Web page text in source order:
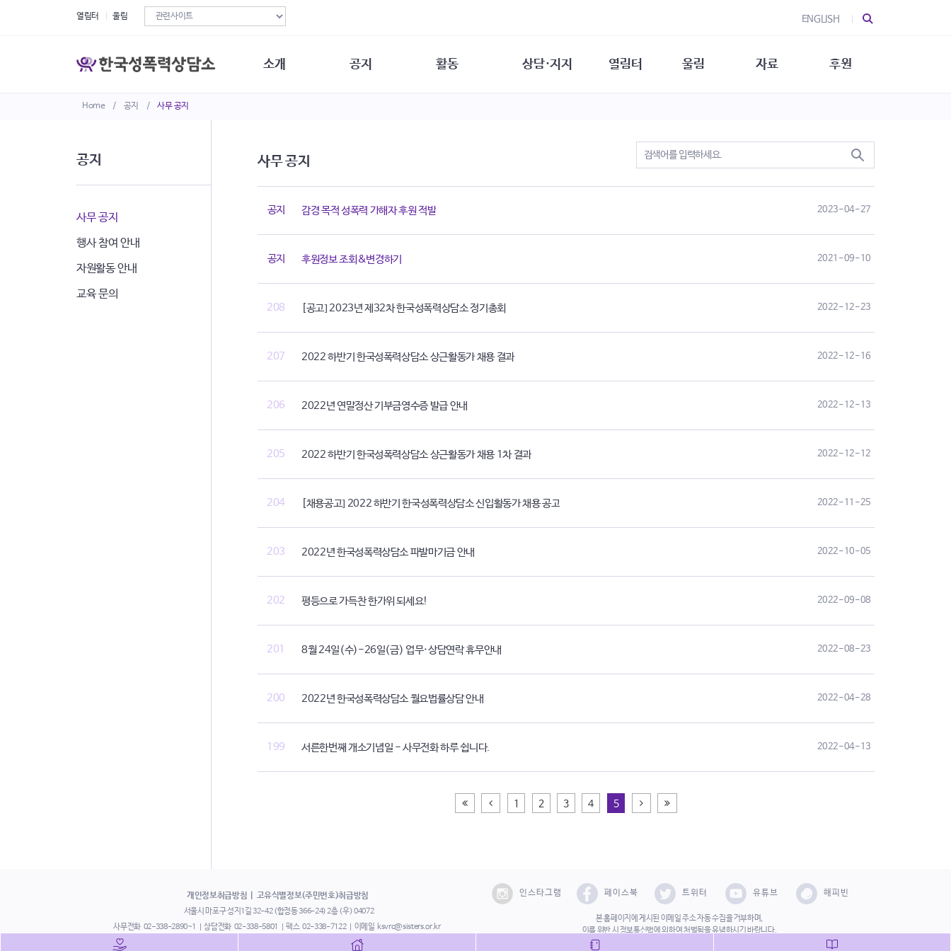
Home / 공지 / 사무 공지
열림터 울림 ENGLISH
소개
오시는길
비전선언문
공지 활동 상담·지지
상담지원 안내
열림터 울림 자료
뉴스레터
후원
공지
사무 공지
행사 참여 안내
자원활동 안내
교육 문의
사무 공지
공지 감경 목적 성폭력 가해자 후원 적발 2023-04-27
공지 후원정보 조회&변경하기 2021-09-10
208 [공고] 2023년 제32차 한국성폭력상담소 정기총회 2022-12-23
207 2022 하반기 한국성폭력상담소 상근활동가 채용 결과 2022-12-16
206 2022년 연말정산 기부금영수증 발급 안내 2022-12-13
205 2022 하반기 한국성폭력상담소 상근활동가 채용 1차 결과 2022-12-12
204 [채용공고] 2022 하반기 한국성폭력상담소 신입활동가 채용 공고 2022-11-25
203 2022년 한국성폭력상담소 파발마기금 안내 2022-10-05
202 평등으로 가득찬 한가위 되세요! 2022-09-08
201 8월 24일(수)-26일(금) 업무·상담연락 휴무안내 2022-08-23
200 2022년 한국성폭력상담소 월요법률상담 안내 2022-04-28
199 서른한번째 개소기념일 - 사무전화 하루 쉽니다. 2022-04-13
처음페이지
이전 1 2 3 4 5 다음 끝페이지
개인정보취급방침 고유식별정보(주민번호)취급방침
서울시 마포구 성지1길 32-42 (합정동 366-24) 2층 (우) 04072
사무전화 02-338-2890~1 상담전화 02-338-5801 팩스 02-338-7122 이메일 ksvrc@sisters.or.kr
인스타그램 페이스북 트위터 유튜브 해피빈
본 홈페이지에 게시된 이메일 주소 자동 수집을 거부하며,
이를 위반 시 정보통신법에 의하여 처벌됨을 유념하시기 바랍니다.
Copyright©2022 사단법인 한국성폭력상담소 All Right Reserved.